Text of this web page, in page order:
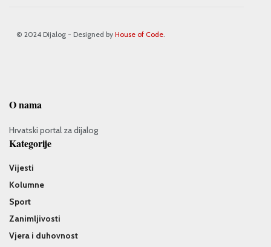
© 2024 Dijalog - Designed by House of Code
O nama
Hrvatski portal za dijalog
Kategorije
Vijesti
Kolumne
Sport
Zanimljivosti
Vjera i duhovnost